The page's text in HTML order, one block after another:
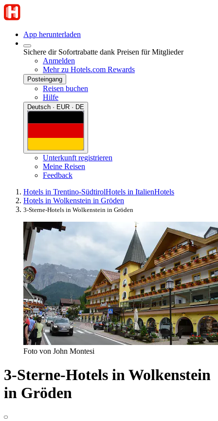
App herunterladen
Sichere dir Sofortrabatte dank Preisen für Mitglieder
Anmelden
Mehr zu Hotels.com Rewards
Posteingang
Reisen buchen
Hilfe
Deutsch · EUR · DE
Unterkunft registrieren
Meine Reisen
Feedback
Hotels in Trentino-SüdtirolHotels in ItalienHotels
Hotels in Wolkenstein in Gröden
3-Sterne-Hotels in Wolkenstein in Gröden
Foto von John Montesi
3-Sterne-Hotels in Wolkenstein
in Gröden